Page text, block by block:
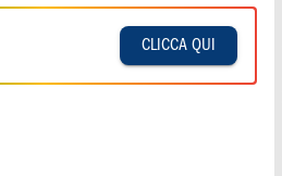
CLICCA QUI